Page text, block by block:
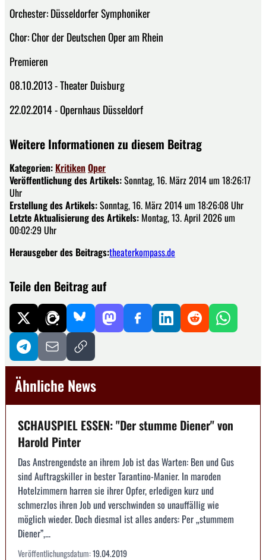
Orchester: Düsseldorfer Symphoniker
Chor: Chor der Deutschen Oper am Rhein
Premieren
08.10.2013 - Theater Duisburg
22.02.2014 - Opernhaus Düsseldorf
Weitere Informationen zu diesem Beitrag
Kategorien: KritikenOper
Veröffentlichung des Artikels:Sonntag, 16. März 2014 um 18:26:17
Uhr
Erstellung des Artikels:Sonntag, 16. März 2014 um 18:26:08 Uhr
Letzte Aktualisierung des Artikels: Montag, 13. April 2026 um
00:02:29 Uhr
Herausgeber des Beitrags:theaterkompass.de
Teile den Beitrag auf
Ähnliche News
SCHAUSPIEL ESSEN: "Der stumme Diener" von
Harold Pinter
Das Anstrengendste an ihrem Job ist das Warten: Ben und Gus
sind Auftragskiller in bester Tarantino-Manier. In maroden
Hotelzimmern harren sie ihrer Opfer, erledigen kurz und
schmerzlos ihren Job und verschwinden so unauffällig wie
möglich wieder. Doch diesmal ist alles anders: Per „stummem
Diener”,...
Veröffentlichungsdatum:19.04.2019